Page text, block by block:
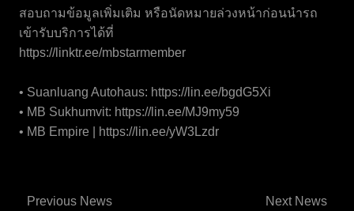
สอบถามข้อมูลเพิ่มเติม หรือนัดหมายล่วงหน้าก่อนนำรถ
เข้ารับบริการได้ที่
https://linktr.ee/mbstarmember
• Suanluang Autohaus: https://lin.ee/bgdG5Xi
• MB Sukhumvit: https://lin.ee/MJ9my59
• MB Empire |
https://lin.ee/yW3Lzdr
Previous News Next News